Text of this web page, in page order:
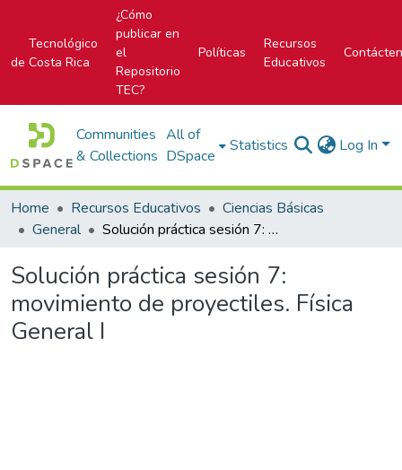
Tecnológico
de Costa Rica
¿Cómo
publicar en
el
Repositorio
TEC?
Políticas
Recursos
Educativos
Communities
& Collections
All of
DSpace
Statistics Log In
Home Recursos Educativos
Ciencias Básicas
General
Solución práctica sesión 7: movimiento de proyectiles. Física General I
Solución práctica sesión 7:
movimiento de proyectiles. Física
General I